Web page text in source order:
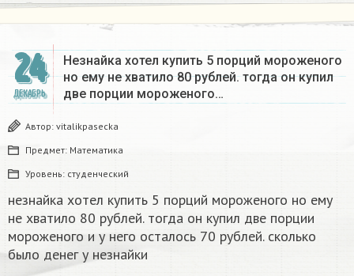
24
ДЕКАБРЬ
Незнайка хотел купить 5 порций мороженого
но ему не хватило 80 рублей. тогда он купил
две порции мороженого…
Автор: vitalikpasecka
Предмет: Математика
Уровень: студенческий
незнайка хотел купить 5 порций мороженого но ему
не хватило 80 рублей. тогда он купил две порции
мороженого и у него осталось 70 рублей. сколько
было денег у незнайки